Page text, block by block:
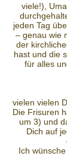
viele!),
jeden Tag
– genau wie
der
hast und die
für alles
vielen vielen
Die Frisuren
um 3) und
Dich auf
Ich